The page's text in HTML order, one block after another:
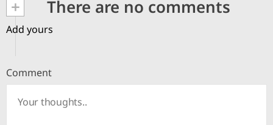
+ There are no comments
Add yours
Comment